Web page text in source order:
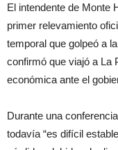
El intendente de Monte
primer relevamiento
temporal que golpeó a
confirmó que viajó a La
económica ante el
Durante una
todavía “es difícil